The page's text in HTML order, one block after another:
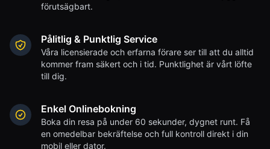
förutsägbart.
Pålitlig & Punktlig Service
Våra licensierade och erfarna förare ser till att du alltid
kommer fram säkert och i tid. Punktlighet är vårt löfte
till dig.
Enkel Onlinebokning
Boka din resa på under 60 sekunder, dygnet runt. Få
en omedelbar bekräftelse och full kontroll direkt i din
mobil eller dator.